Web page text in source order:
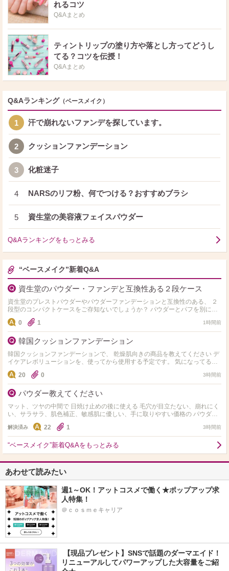
れるコツ
Q&Aまとめ
ティントリップの塗り方や落とし方ってどうし
てる？コツを伝授！
Q&Aまとめ
Q&Aランキング （ベースメイク）
1 汗で崩れないファンデを探しています。
2 クッションファンデーション
3 化粧迷子
4 NARSのリフ粉、何でつける？おすすめブラシ
5 資生堂の美容液フェイスパウダー
Q&Aランキングをもっとみる
“ベースメイク”新着Q&A
資生堂のパウダー・ファンデと互換性ある２段ケース
資生堂のプレストパウダーやパウダーファンデーションと互換性のある、 ２
段型のコンパクトケースをご存知ないでしょうか？ パウダーとパフを別に置
0 1 1時間前
韓国クッションファンデーション
韓国クッションファンデーションで、 乾燥肌向きの商品を教えてください デ
イケアレボリューションを、使ってから使用する予定です。 気になってるの
が、HERAです ただ、色選びが難しいです…
20 0 3時間前
パウダー教えてください
マット、ツヤの中間で 日焼け止めの後に使える 毛穴が目立たない、崩れにく
い、サラサラ、肌色補正、敏感肌に優しい、手に取りやすい価格の パウダー
ってありますか？ お勧めがありましたら教えてい…
解決済み 22 1 3時間前
“ベースメイク”新着Q&Aをもっとみる
あわせて読みたい
週1～OK！アットコスメで働く★ポップアップ求
人特集！
＠ｃｏｓｍｅキャリア
【現品プレゼント】SNSで話題のダーマエイド！
リニューアルしてパワーアップした大容量をご紹